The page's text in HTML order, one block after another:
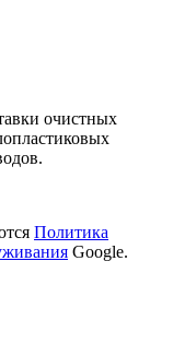
очистных
Политика
Google.